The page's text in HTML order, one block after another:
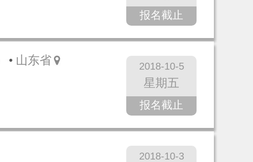
报名截止
山东省 2018-10-5
星期五
报名截止
2018-10-3